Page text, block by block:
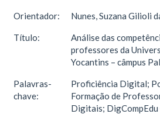
Orientador: Nunes, Suzana Gilioli
Título:
Análise das
professores da
Yocantins – câmpus
Palavras-
chave:
Proficiência Digital;
Formação de
Digitais;